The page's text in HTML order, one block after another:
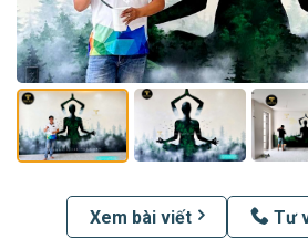
Xem bài viết Tư